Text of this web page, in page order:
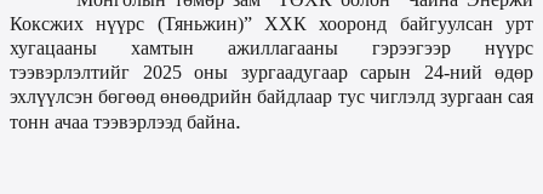
Коксжих нүүрс (Тяньжин)” ХХК хооронд байгуулсан урт
хугацааны хамтын ажиллагааны гэрээгээр нүүрс
тээвэрлэлтийг 2025 оны зургаадугаар сарын 24-ний өдөр
эхлүүлсэн бөгөөд өнөөдрийн байдлаар тус чиглэлд зургаан сая
тонн ачаа тээвэрлээд байна.